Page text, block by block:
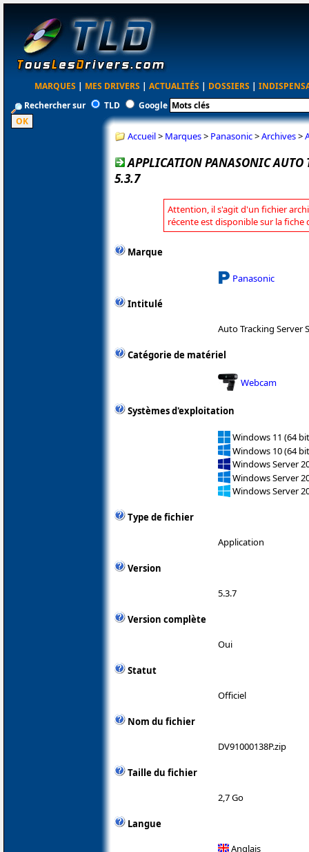
MARQUES | MES DRIVERS | ACTUALITÉS | DOSSIERS |
Rechercher sur
TLD Google
Accueil> Marques> Panasonic>Archives>
APPLICATION PANASONIC AUTO
5.3.7
Attention, il s'agit d'un fichier
récente est disponible sur la fiche
Marque
Panasonic
Intitulé
Auto Tracking Server
Catégorie de matériel
Webcam
Systèmes d'exploitation
Windows 11 (64
Windows 10 (64
Windows Server
Windows Server
Windows Server
Type de fichier
Application
Version
5.3.7
Version complète
Oui
Statut
Officiel
Nom du fichier
DV91000138P.zip
Taille du fichier
2,7 Go
Langue
Anglais